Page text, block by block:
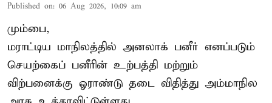
Published on: 06 Aug 2026, 10:09 am
மும்பை,
மராட்டிய மாநிலத்தில் அனலாக் பனீர் எனப்படும்
செயற்கைப் பனீரின் உற்பத்தி மற்றும்
விற்பனைக்கு ஓராண்டு தடை விதித்து அம்மாநில